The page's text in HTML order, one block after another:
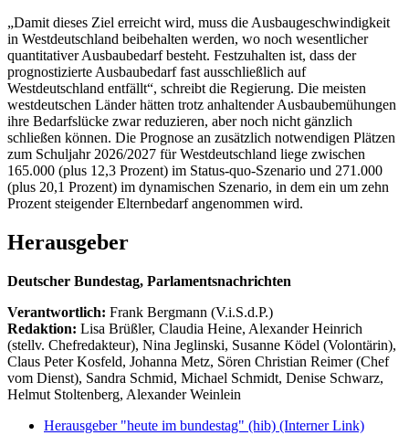
„Damit dieses Ziel erreicht wird, muss die Ausbaugeschwindigkeit
in Westdeutschland beibehalten werden, wo noch wesentlicher
quantitativer Ausbaubedarf besteht. Festzuhalten ist, dass der
prognostizierte Ausbaubedarf fast ausschließlich auf
Westdeutschland entfällt“, schreibt die Regierung. Die meisten
westdeutschen Länder hätten trotz anhaltender Ausbaubemühungen
ihre Bedarfslücke zwar reduzieren, aber noch nicht gänzlich
schließen können. Die Prognose an zusätzlich notwendigen Plätzen
zum Schuljahr 2026/2027 für Westdeutschland liege zwischen
165.000 (plus 12,3 Prozent) im Status-quo-Szenario und 271.000
(plus 20,1 Prozent) im dynamischen Szenario, in dem ein um zehn
Prozent steigender Elternbedarf angenommen wird.
Herausgeber
Deutscher Bundestag, Parlamentsnachrichten
Verantwortlich: Frank Bergmann (V.i.S.d.P.)
Redaktion: Lisa Brüßler, Claudia Heine, Alexander Heinrich
(stellv. Chefredakteur), Nina Jeglinski, Susanne Ködel (Volontärin),
Claus Peter Kosfeld, Johanna Metz, Sören Christian Reimer (Chef
vom Dienst), Sandra Schmid, Michael Schmidt, Denise Schwarz,
Helmut Stoltenberg, Alexander Weinlein
Herausgeber "heute im bundestag" (hib) (Interner Link)